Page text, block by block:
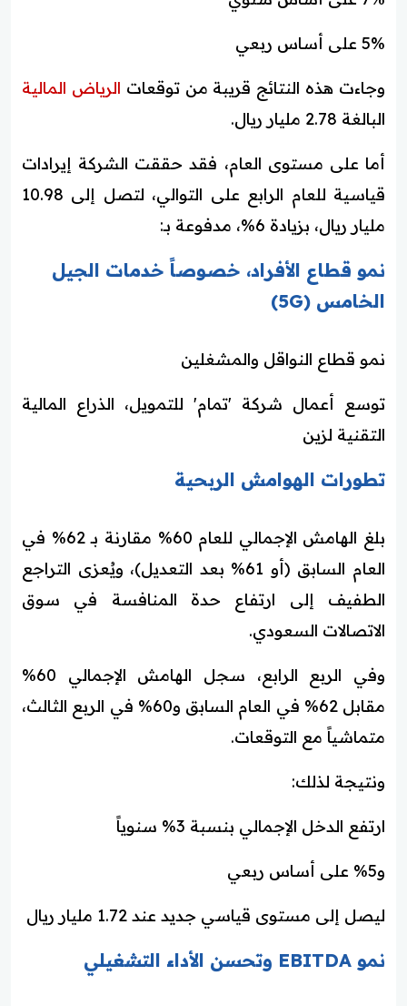
5% على أساس ربعي
وجاءت هذه النتائج قريبة من توقعات الرياض المالية
البالغة 2.78 مليار ريال.
أما على مستوى العام، فقد حققت الشركة إيرادات
قياسية للعام الرابع على التوالي، لتصل إلى 10.98
مليار ريال، بزيادة 6%، مدفوعة بـ:
نمو قطاع الأفراد، خصوصاً خدمات الجيل
الخامس (5G)
نمو قطاع النواقل والمشغلين
توسع أعمال شركة 'تمام' للتمويل، الذراع المالية
التقنية لزين
تطورات الهوامش الربحية
بلغ الهامش الإجمالي للعام 60% مقارنة بـ 62% في
العام السابق (أو 61% بعد التعديل)، ويُعزى التراجع
الطفيف إلى ارتفاع حدة المنافسة في سوق
الاتصالات السعودي.
وفي الربع الرابع، سجل الهامش الإجمالي 60%
مقابل 62% في العام السابق و60% في الربع الثالث،
متماشياً مع التوقعات.
ونتيجة لذلك:
ارتفع الدخل الإجمالي بنسبة 3% سنوياً
و5% على أساس ربعي
ليصل إلى مستوى قياسي جديد عند 1.72 مليار ريال
نمو EBITDA وتحسن الأداء التشغيلي